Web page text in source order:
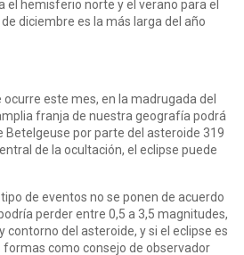
el hemisferio norte y el verano para el
diciembre es la más larga del año
este mes, en la madrugada del
franja de nuestra geografía podrá
Betelgeuse por parte del asteroide 319
de la ocultación, el eclipse puede
de eventos no se ponen de acuerdo
perder entre 0,5 a 3,5 magnitudes,
contorno del asteroide, y si el eclipse es
como consejo de observador